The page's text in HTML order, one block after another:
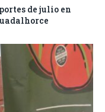
de julio en